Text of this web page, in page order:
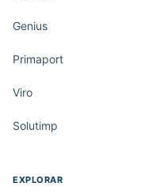
Genius
Primaport
Viro
Solutimp
EXPLORAR